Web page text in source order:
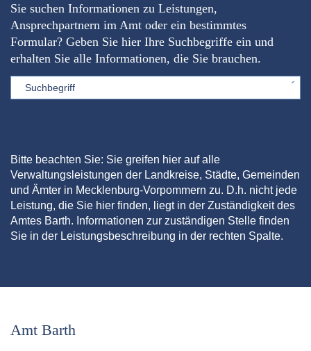
Sie suchen Informationen zu Leistungen,
Ansprechpartnern im Amt oder ein bestimmtes
Formular? Geben Sie hier Ihre Suchbegriffe ein und
erhalten Sie alle Informationen, die Sie brauchen.
Sword
Bitte beachten Sie: Sie greifen hier auf alle
Verwaltungsleistungen der Landkreise, Städte, Gemeinden
und Ämter in Mecklenburg-Vorpommern zu. D.h. nicht jede
Leistung, die Sie hier finden, liegt in der Zuständigkeit des
Amtes Barth. Informationen zur zuständigen Stelle finden
Sie in der Leistungsbeschreibung in der rechten Spalte.
Amt Barth